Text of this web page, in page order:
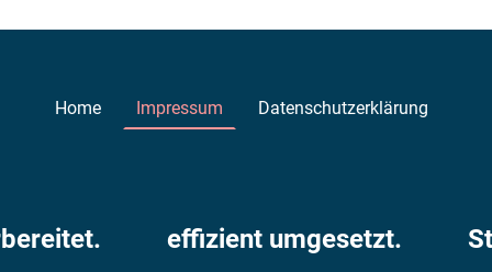
Home Impressum Datenschutzerklärung
effizient umgesetzt.